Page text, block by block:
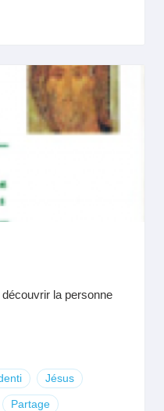
la personne
Jésus
Partage